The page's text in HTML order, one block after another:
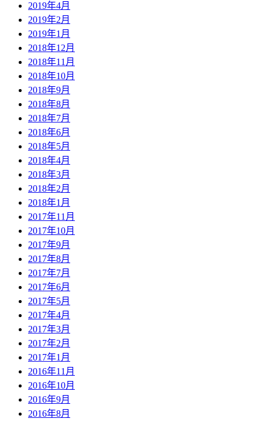
2019年4月
2019年2月
2019年1月
2018年12月
2018年11月
2018年10月
2018年9月
2018年8月
2018年7月
2018年6月
2018年5月
2018年4月
2018年3月
2018年2月
2018年1月
2017年11月
2017年10月
2017年9月
2017年8月
2017年7月
2017年6月
2017年5月
2017年4月
2017年3月
2017年2月
2017年1月
2016年11月
2016年10月
2016年9月
2016年8月